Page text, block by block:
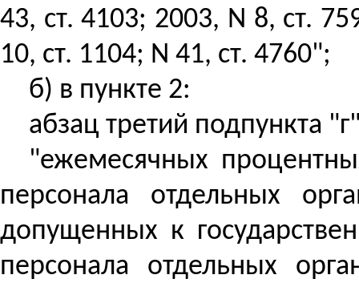
43, ст. 4103; 2003, N 8, ст.
10, ст. 1104; N 41, ст. 4760";
б) в пункте 2:
абзац третий подпункта
"ежемесячных
персонала отдельных
допущенных к
персонала отдельных